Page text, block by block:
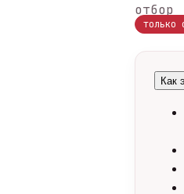
отбор
только
Как